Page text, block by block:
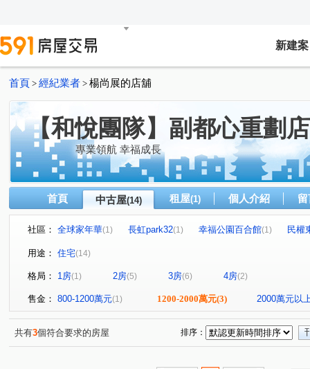
新建案
首頁 > 經紀業者 > 楊尚展的店舖
【和悅團隊】副都心重劃店
專業領航 幸福成長
首頁 中古屋(14) 租屋(1) 個人介紹
社區： 全球家年華(1) 長虹park32(1) 幸福公園百合館(1)
民權
翔譽天心大樓
思源路 福美街 民權東路三段 (1) 中正路
內湖路二段(1) 新北大道四段(1) 新知三路 秀朗路三
用途： 住宅(14)
格局： 1房(1) 2房(5) 3房(6) 4房(2)
售金： 800-1200萬元(1) 1200-2000萬元(3) 2000萬元以
共有3個符合要求的房屋 排序：